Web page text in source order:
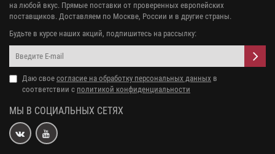
на любой вкус. Прямые поставки от проверенных европейских
поставщиков. Доставляем по Москве, России и в другие страны.
Будьте в курсе наших акций, подпишитесь на рассылку:
Даю свое согласие на обработку персональных данных в
соответствии с политикой конфиденциальности
МЫ В СОЦИАЛЬНЫХ СЕТЯХ